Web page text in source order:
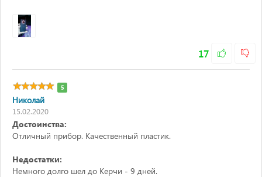
17
5
Николай
15.02.2020
Достоинства:
Отличный прибор. Качественный пластик.
Недостатки:
Немного долго шел до Керчи - 9 дней.